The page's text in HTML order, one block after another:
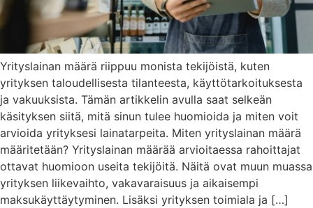
Yrityslainan määrä riippuu monista tekijöistä, kuten
yrityksen taloudellisesta tilanteesta, käyttötarkoituksesta
ja vakuuksista. Tämän artikkelin avulla saat selkeän
käsityksen siitä, mitä sinun tulee huomioida ja miten voit
arvioida yrityksesi lainatarpeita. Miten yrityslainan määrä
määritetään? Yrityslainan määrää arvioitaessa rahoittajat
ottavat huomioon useita tekijöitä. Näitä ovat muun muassa
yrityksen liikevaihto, vakavaraisuus ja aikaisempi
maksukäyttäytyminen. Lisäksi yrityksen toimiala ja […]